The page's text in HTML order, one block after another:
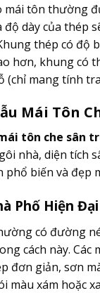
mái tôn thường
độ dày của thép
thép có độ
hơn, khung có
(chỉ mang tính
Mái Tôn
tôn che sân
nhà, diện tích
phổ biến và đẹp
Phố Hiện Đại
có đường
cách này.
đơn giản, sơn
màu xám hoặc